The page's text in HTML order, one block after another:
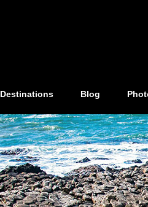
Destinations Blog